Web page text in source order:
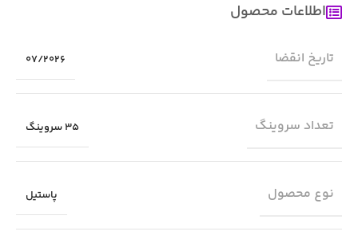
اطلاعات محصول
تاریخ انقضا 07/2026
تعداد سروینگ 35 سروینگ
نوع محصول پاستیل